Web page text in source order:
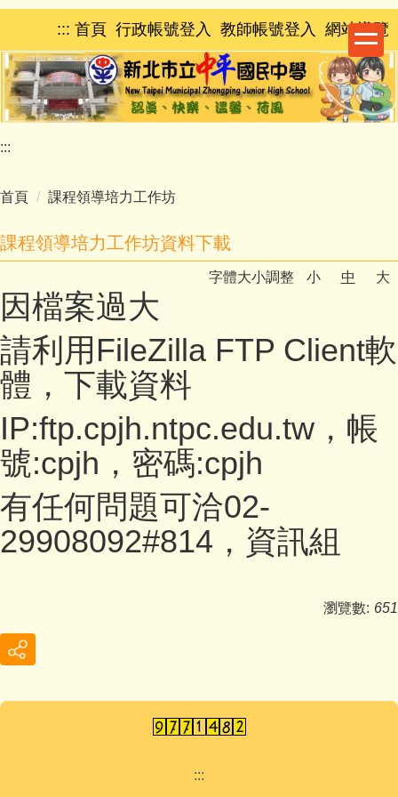
跳
主
要
內
容
區
::: 首頁 行政帳號登入 教師帳號登入 網站導覽
:::
首頁 課程領導培力工作坊
課程領導培力工作坊資料下載
字體大小調整 小 中 大
因檔案過大
請利用FileZilla FTP Client軟
體，下載資料
IP:ftp.cpjh.ntpc.edu.tw，帳
號:cpjh，密碼:cpjh
有任何問題可洽02-
29908092#814，資訊組
瀏覽數: 651
:::